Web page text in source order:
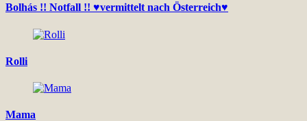
Bolhás !! Notfall !! ♥vermittelt nach Österreich♥
Rolli
Mama